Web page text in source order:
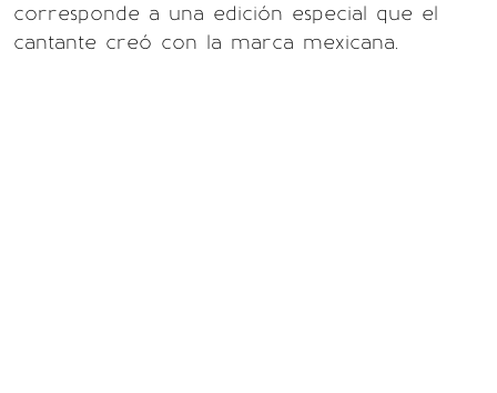
corresponde a una edición especial que el
cantante creó con la marca mexicana.